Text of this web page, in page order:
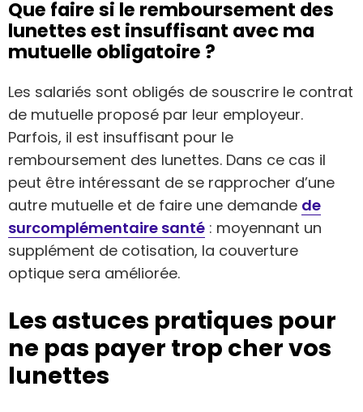
Que faire si le remboursement des
lunettes est insuffisant avec ma
mutuelle obligatoire ?
Les salariés sont obligés de souscrire le contrat
de mutuelle proposé par leur employeur.
Parfois, il est insuffisant pour le
remboursement des lunettes. Dans ce cas il
peut être intéressant de se rapprocher d’une
autre mutuelle et de faire une demande de
surcomplémentaire santé : moyennant un
supplément de cotisation, la couverture
optique sera améliorée.
Les astuces pratiques pour
ne pas payer trop cher vos
lunettes